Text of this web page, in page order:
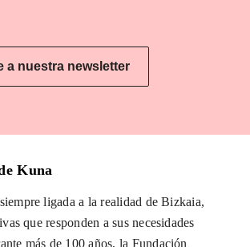
a nuestra newsletter
Kuna
ligada a la realidad de Bizkaia,
que responden a sus necesidades
más de 100 años, la Fundación